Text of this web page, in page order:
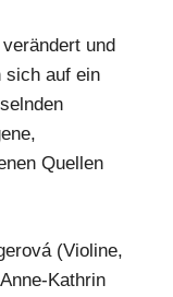
und
sich auf ein
Quellen
(Violine,
Kathrin